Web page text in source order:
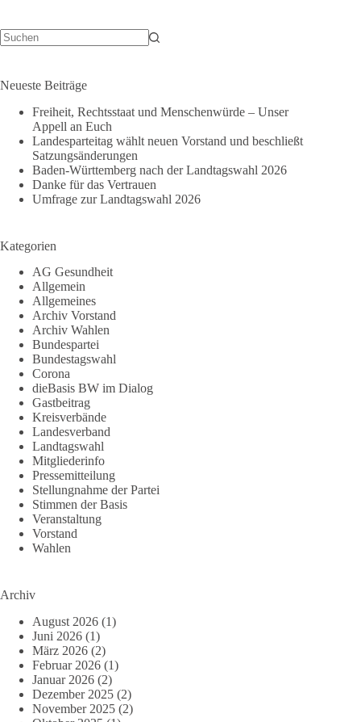
Neueste Beiträge
Freiheit, Rechtsstaat und Menschenwürde – Unser
Appell an Euch
Landesparteitag wählt neuen Vorstand und beschließt
Satzungsänderungen
Baden-Württemberg nach der Landtagswahl 2026
Danke für das Vertrauen
Umfrage zur Landtagswahl 2026
Kategorien
AG Gesundheit
Allgemein
Allgemeines
Archiv Vorstand
Archiv Wahlen
Bundespartei
Bundestagswahl
Corona
dieBasis BW im Dialog
Gastbeitrag
Kreisverbände
Landesverband
Landtagswahl
Mitgliederinfo
Pressemitteilung
Stellungnahme der Partei
Stimmen der Basis
Veranstaltung
Vorstand
Wahlen
Archiv
August 2026 (1)
Juni 2026 (1)
März 2026 (2)
Februar 2026 (1)
Januar 2026 (2)
Dezember 2025 (2)
November 2025 (2)